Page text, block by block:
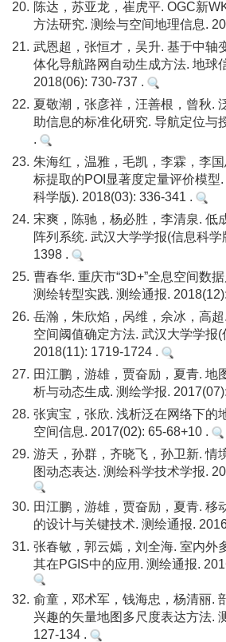
20. 陈达，苏亚龙，崔虎平. OGC新
方法研究. 测绘与空间地理信息.
21. 武恩超，张恒才，吴升. 基于中轴
体化导航路网自动生成方法. 地球
2018(06): 730-737 .
22. 夏敬潮，张彦祥，汪善根，曾秋.
助信息的标准化研究. 导航定位与
.
23. 朱海红，温雅，毛凯，李霖，李
标提取的POI显著度定量评价模型
科学版). 2018(03): 336-341 .
24. 宋爽，陈驰，杨必胜，李清泉. 低
阵列系统. 武汉大学学报(信息科
1398 .
25. 曹春华. 重庆市“3D+”全息空间数
测绘转型实践. 测绘通报.
26. 岳瀚，朱欣焰，呙维，佘冰，高
空间阈值确定方法. 武汉大学学报(
2018(11): 1719-1724 .
27. 田江鹏，游雄，贾奋励，夏青. 地
析与动态生成. 测绘学报.
28. 张寅宝，张欣. 浅析泛在网络下的
空间信息. 2017(02): 65-68+10 .
29. 游天，孙群，齐晓飞，孙卫新. 情
图动态表达. 测绘科学技术学报.
30. 田江鹏，游雄，贾奋励，夏青. 移
的设计与关键技术. 测绘通报.
31. 张春敏，郭云嫣，刘全海. 室内外
其在PGIS中的应用. 测绘通报.
32. 俞童，邓术军，钱海忠，杨清丽.
兴趣的矢量地图多尺度表达方法.
127-134 .